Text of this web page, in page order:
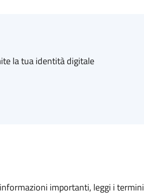
la tua identità digitale
importanti, leggi i termini